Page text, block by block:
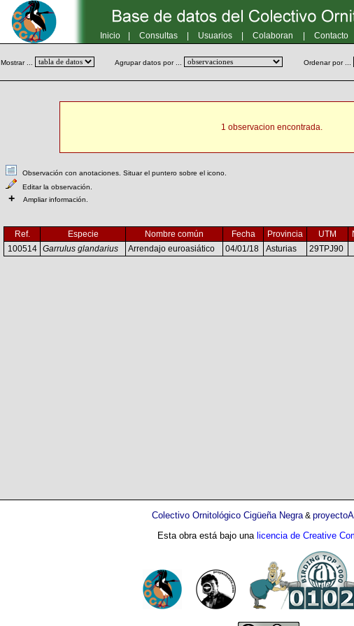
Inicio Consultas Usuarios Colaboran Contacto
Mostrar ... Agrupar datos por ... Ordenar por ...
1 observacion encontrada.
Observación con anotaciones. Situar el puntero sobre el icono.
Editar la observación.
+ Ampliar información.
Ref. Especie Nombre común Fecha Provincia UTM
100514
Garrulus glandarius Arrendajo euroasiático 04/01/18 Asturias 29TPJ90
Colectivo Ornitológico Cigüeña Negra&
Esta obra está bajo una licencia de Creative